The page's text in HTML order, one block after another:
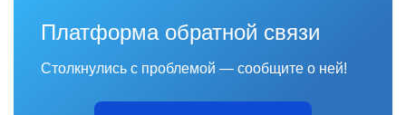
Платформа обратной связи
Столкнулись с проблемой — сообщите о ней!